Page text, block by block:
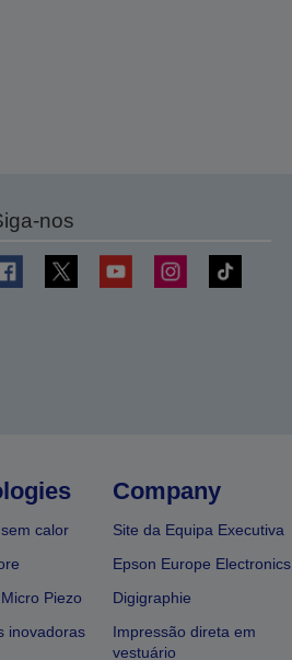
nos
calor
Piezo
inovadoras
Company
Site da Equipa Executiva
Epson Europe Electronics
Digigraphie
Impressão direta em
vestuário